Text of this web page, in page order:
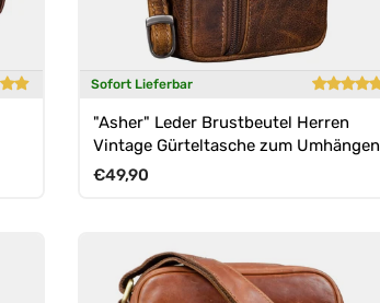
Sofort Lieferbar
"Asher" Leder Brustbeutel Herren
Vintage Gürteltasche zum Umhängen
Normaler Preis
€49,90